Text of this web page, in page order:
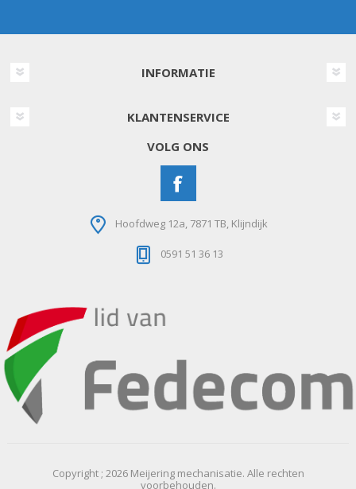
INFORMATIE
KLANTENSERVICE
VOLG ONS
Hoofdweg 12a, 7871 TB, Klijndijk
0591 51 36 13
Copyright ; 2026 Meijering mechanisatie. Alle rechten
voorbehouden.